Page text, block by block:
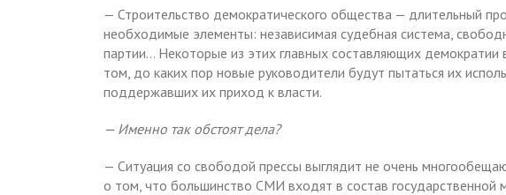
— Строительство демократического общества — длительный
необходимые элементы: независимая судебная система,
партии… Некоторые из этих главных составляющих демократии
том, до каких пор новые руководители будут пытаться их
поддержавших их приход к власти.
— Именно так обстоят дела?
— Ситуация со свободой прессы выглядит не очень
о том, что большинство СМИ входят в состав